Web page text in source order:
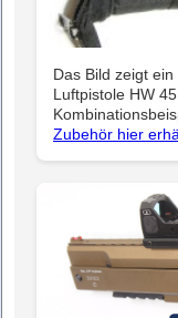
Das Bild zeigt
Luftpistole HW
Zubehör hier